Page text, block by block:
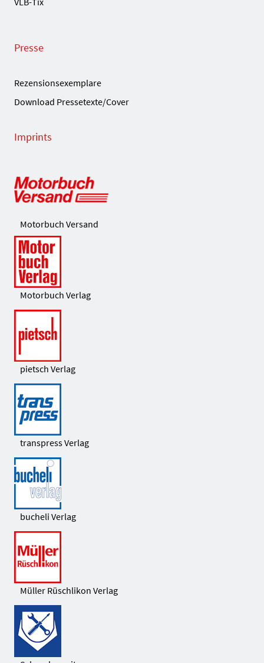
Presse
Rezensionsexemplare
Download Pressetexte/Cover
Imprints
Motorbuch Versand
Motorbuch Verlag
pietsch Verlag
transpress Verlag
bucheli Verlag
Müller Rüschlikon Verlag